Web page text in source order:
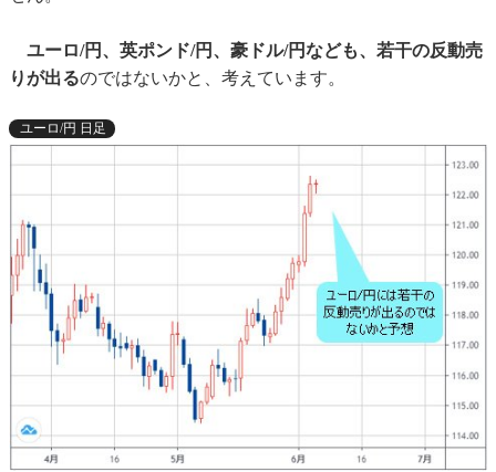
ユーロ/円、英ポンド/円、豪ドル/円なども、若干の反動売
りが出るのではないかと、考えています。
ユーロ/円 日足